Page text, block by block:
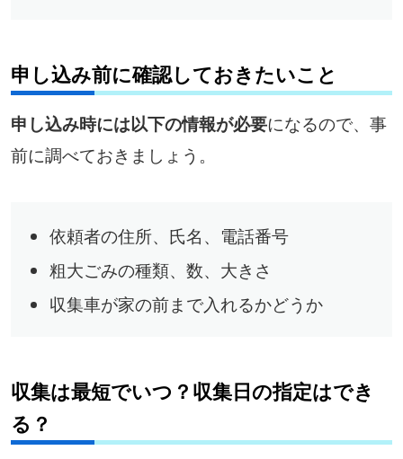
申し込み前に確認しておきたいこと
申し込み時には以下の情報が必要になるので、事
前に調べておきましょう。
依頼者の住所、氏名、電話番号
粗大ごみの種類、数、大きさ
収集車が家の前まで入れるかどうか
収集は最短でいつ？収集日の指定はでき
る？